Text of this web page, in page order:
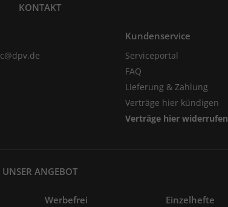
KONTAKT
Kundenservice
Serviceportal
FAQ
Lieferung & Zahlung
Verträge hier kündigen
Verträge hier widerrufen
UNSER ANGEBOT
Werbefrei Einzelhefte